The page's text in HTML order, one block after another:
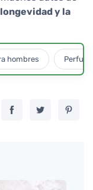
y la
hombres